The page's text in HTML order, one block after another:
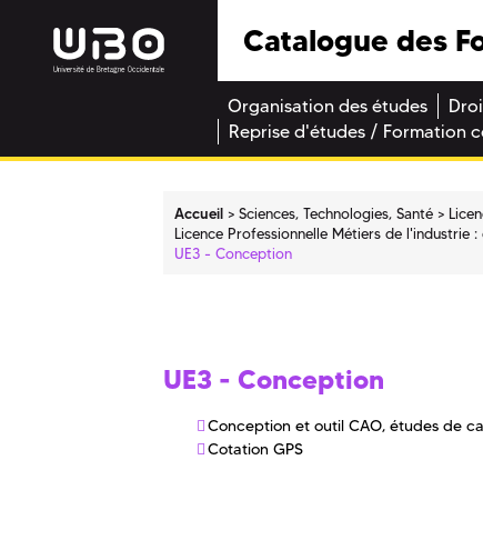
Catalogue des
Organisation des études
Reprise d'études / Formation
Accueil Sciences, Technologies, Santé
Licence Professionnelle Métiers de l'industrie
UE3 - Conception
UE3 - Conception
Conception et outil CAO, études de
Cotation GPS